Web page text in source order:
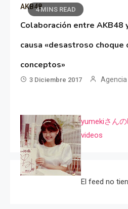
4 MINS READ
AKB48
Colaboración entre AKB48
causa «desastroso choque
conceptos»
3 Diciembre 2017 Agencia
yumekiさん
videos
El feed no